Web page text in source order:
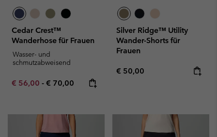
Cedar Crest™
Wanderhose für Frauen
Wasser- und
schmutzabweisend
Minimum sale price:
€ 56,00 - Maximum price:
€ 70,00
Silver Ridge™ Utility
Wander-Shorts für
Frauen
Regular price:
€ 50,00